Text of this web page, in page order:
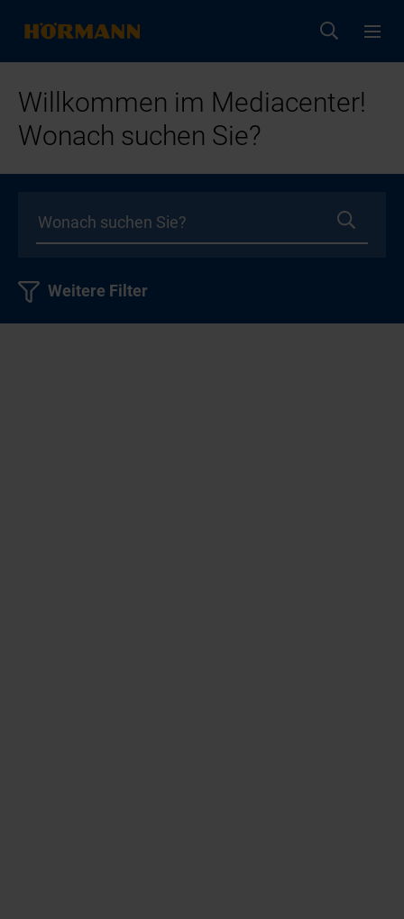
Willkommen im Mediacenter!
Wonach suchen Sie?
Weitere Filter